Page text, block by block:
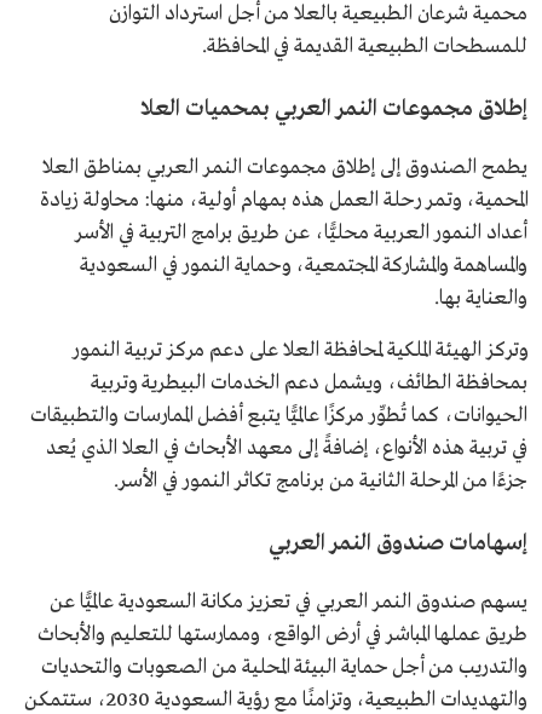
محمية شرعان الطبيعية بالعلا من أجل استرداد التوازن
للمسطحات الطبيعية القديمة في المحافظة.
إطلاق مجموعات النمر العربي بمحميات العلا
يطمح الصندوق إلى إطلاق مجموعات النمر العربي بمناطق العلا
المحمية، وتمر رحلة العمل هذه بمهام أولية، منها: محاولة زيادة
أعداد النمور العربية محليًّا، عن طريق برامج التربية في الأسر
والمساهمة والمشاركة المجتمعية، وحماية النمور في السعودية
والعناية بها.
وتركز الهيئة الملكية لمحافظة العلا على دعم مركز تربية النمور
بمحافظة الطائف، ويشمل دعم الخدمات البيطرية وتربية
الحيوانات، كما تُطوِّر مركزًا عالميًّا يتبع أفضل الممارسات والتطبيقات
في تربية هذه الأنواع، إضافةً إلى معهد الأبحاث في العلا الذي يُعد
جزءًا من المرحلة الثانية من برنامج تكاثر النمور في الأسر.
إسهامات صندوق النمر العربي
يسهم صندوق النمر العربي في تعزيز مكانة السعودية عالميًّا عن
طريق عملها المباشر في أرض الواقع، وممارستها للتعليم والأبحاث
والتدريب من أجل حماية البيئة المحلية من الصعوبات والتحديات
والتهديدات الطبيعية، وتزامنًا مع رؤية السعودية 2030، ستتمكن